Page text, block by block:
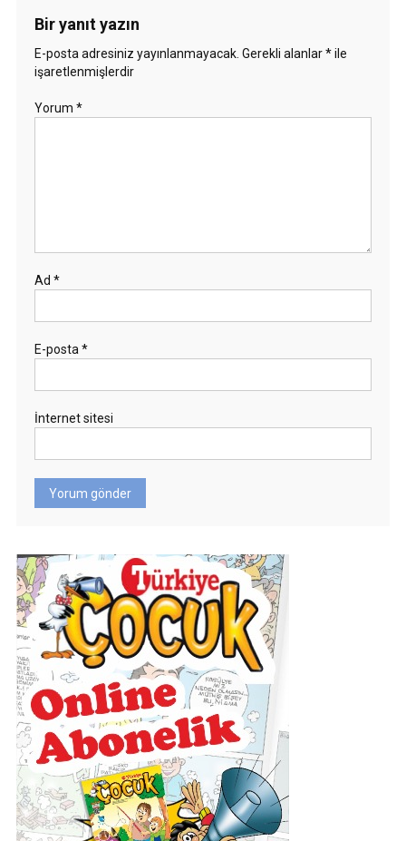
Bir yanıt yazın
E-posta adresiniz yayınlanmayacak. Gerekli alanlar*ile
işaretlenmişlerdir
Yorum *
Ad *
E-posta *
İnternet sitesi